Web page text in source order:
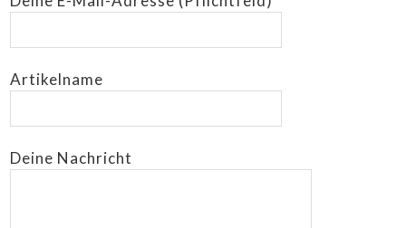
Artikelname
Deine Nachricht